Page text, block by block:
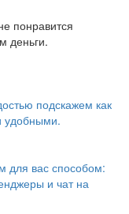
понравится
деньги.
подскажем как
удобными.
для вас способом:
и чат на